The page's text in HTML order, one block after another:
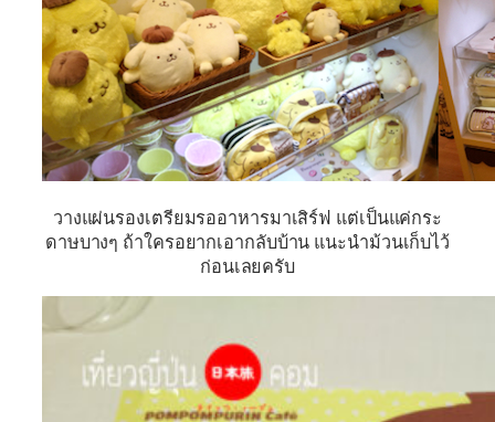
วางแผ่นรองเตรียมรออาหารมาเสิร์ฟ แต่เป็นแค่กระ
ดาษบางๆ ถ้าใครอยากเอากลับบ้าน แนะนำม้วนเก็บไว้
ก่อนเลยครับ